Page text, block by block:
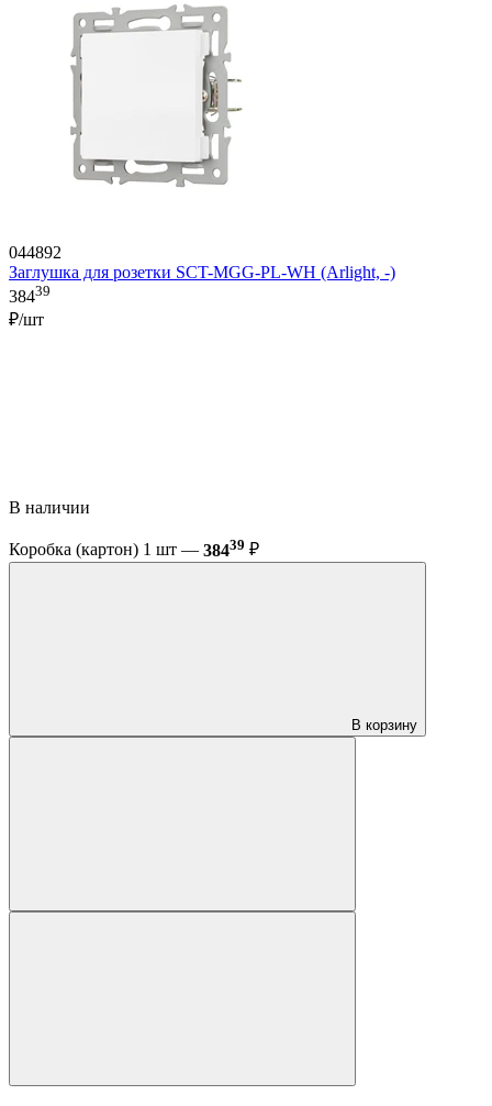
044892
Заглушка для розетки SCT-MGG-PL-WH (Arlight, -)
38439
₽/шт
В наличии
Коробка (картон) 1 шт — 38439 ₽
В корзину